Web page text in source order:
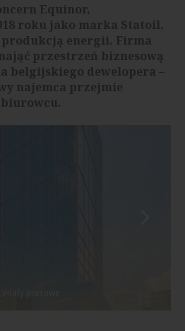
Equinor,
roku jako marka Statoil,
produkcją energii. Firma
przestrzeń biznesową
belgijskiego dewelopera –
najemca przejmie